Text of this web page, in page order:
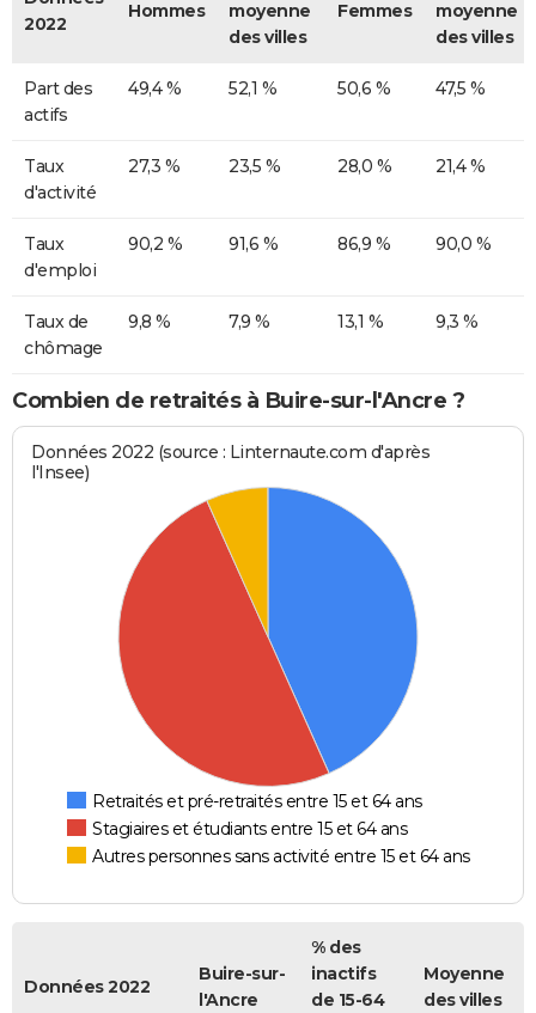
2022
Hommes
moyenne
des villes
Femmes
moyenne
des villes
Part des
actifs
49,4 % 52,1 % 50,6 % 47,5 %
Taux
d'activité
27,3 % 23,5 % 28,0 % 21,4 %
Taux
d'emploi
90,2 % 91,6 % 86,9 % 90,0 %
Taux de
chômage
9,8 % 7,9 % 13,1 % 9,3 %
Combien de retraités à Buire-sur-l'Ancre ?
Données 2022 (source : Linternaute.com d'après
l'Insee)
Retraités et pré-retraités entre 15 et 64 ans
Stagiaires et étudiants entre 15 et 64 ans
Autres personnes sans activité entre 15 et 64 ans
Données 2022
Buire-sur-
l'Ancre
% des
inactifs
de 15-64
Moyenne
des villes